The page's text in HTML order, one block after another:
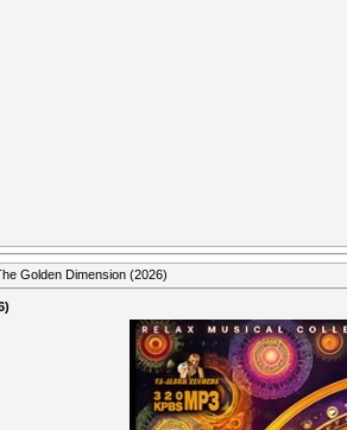
Golden Dimension (2026)